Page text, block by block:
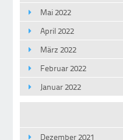
Mai 2022
April 2022
März 2022
Februar 2022
Januar 2022
Dezember 2021